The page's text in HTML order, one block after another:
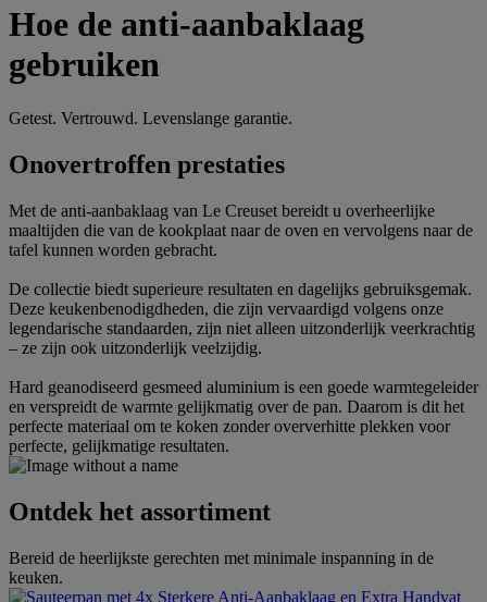
Hoe de anti-aanbaklaag
gebruiken
Getest. Vertrouwd. Levenslange garantie.
Onovertroffen prestaties
Met de anti-aanbaklaag van Le Creuset bereidt u overheerlijke
maaltijden die van de kookplaat naar de oven en vervolgens naar de
tafel kunnen worden gebracht.
De collectie biedt superieure resultaten en dagelijks gebruiksgemak.
Deze keukenbenodigdheden, die zijn vervaardigd volgens onze
legendarische standaarden, zijn niet alleen uitzonderlijk veerkrachtig
– ze zijn ook uitzonderlijk veelzijdig.
Hard geanodiseerd gesmeed aluminium is een goede warmtegeleider
en verspreidt de warmte gelijkmatig over de pan. Daarom is dit het
perfecte materiaal om te koken zonder oververhitte plekken voor
perfecte, gelijkmatige resultaten.
Ontdek het assortiment
Bereid de heerlijkste gerechten met minimale inspanning in de
keuken.